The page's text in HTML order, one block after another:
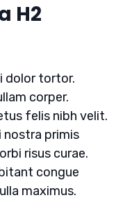
H2
dolor tortor.
corper.
felis nibh velit.
primis
risus curae.
congue
maximus.